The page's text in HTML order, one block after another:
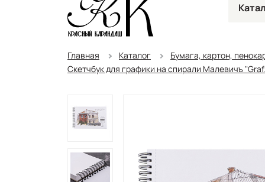
Главная Каталог
Бумага, картон,
Скетчбук для графики на спирали Малевичъ